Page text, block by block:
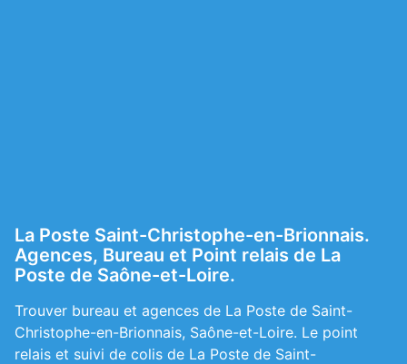
La Poste Saint-Christophe-en-Brionnais.
Agences, Bureau et Point relais de La
Poste de Saône-et-Loire.
Trouver bureau et agences de La Poste de Saint-
Christophe-en-Brionnais, Saône-et-Loire. Le point
relais et suivi de colis de La Poste de Saint-